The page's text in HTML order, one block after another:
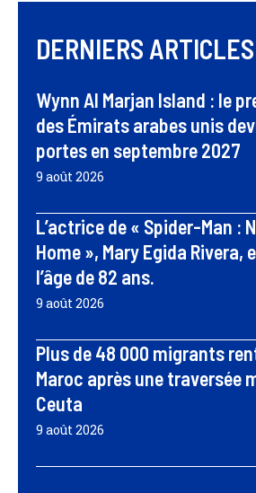
DERNIERS ARTICLES
Wynn Al Marjan Island : le
des Émirats arabes unis
portes en septembre 2027
9 août 2026
L’actrice de « Spider-Man :
Home », Mary Egida Rivera,
l’âge de 82 ans.
9 août 2026
Plus de 48 000 migrants
Maroc après une traversée
Ceuta
9 août 2026